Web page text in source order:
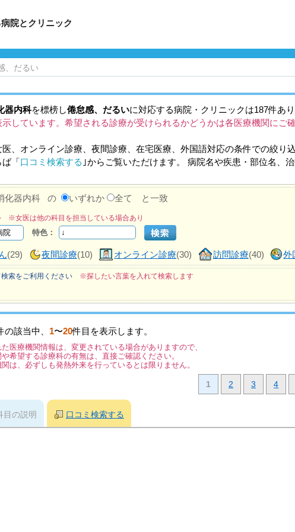
院とクリニック
、だるい
器内科を標榜し倦怠感、だるいに対応する病院・クリニックは187件あり
しています。希望される診療が受けられるかどうかは各医療機関にご
、オンライン診療、夜間診療、在宅医療、外国語対応の条件での絞り
「口コミ検索する ｣からご覧いただけます。 病院名や疾患・部位名、
化器内科 の いずれか 全て と一致
※女医は他の科目を担当している場合あり
特色：
(29) 夜間診療(10) オンライン診療(30) 訪問診療(40) 外
検索をご利用ください ※探したい言葉を入れて検索します
の該当中、 1〜20件目を表示します。
医療機関情報は、変更されている場合がありますので、
希望する診療科の有無は、直接ご確認ください。
は、必ずしも発熱外来を行っているとは限りません。
1 2 3 4
目の説明 口コミ検索する